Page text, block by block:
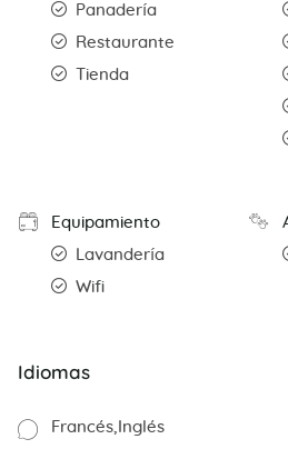
Panadería
Restaurante
Tienda
Equipamiento
Lavandería
Wifi
Idiomas
Francés Inglés